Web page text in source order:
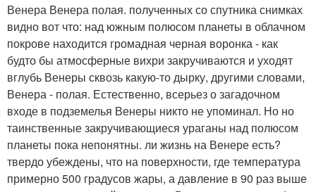
Венера Венера полая. полученных со спутника снимках
видно вот что: над южным полюсом планеты в облачном
покрове находится громадная черная воронка - как
будто бы атмосферные вихри закручиваются и уходят
вглубь Венеры сквозь какую-то дырку, другими словами,
Венера - полая. Естественно, всерьез о загадочном
входе в подземелья Венеры никто не упоминал. Но но
таинственные закручивающиеся ураганы над полюсом
планеты пока непонятны. ли жизнь на Венере есть?
твердо убеждены, что на поверхности, где температура
примерно 500 градусов жары, а давление в 90 раз выше